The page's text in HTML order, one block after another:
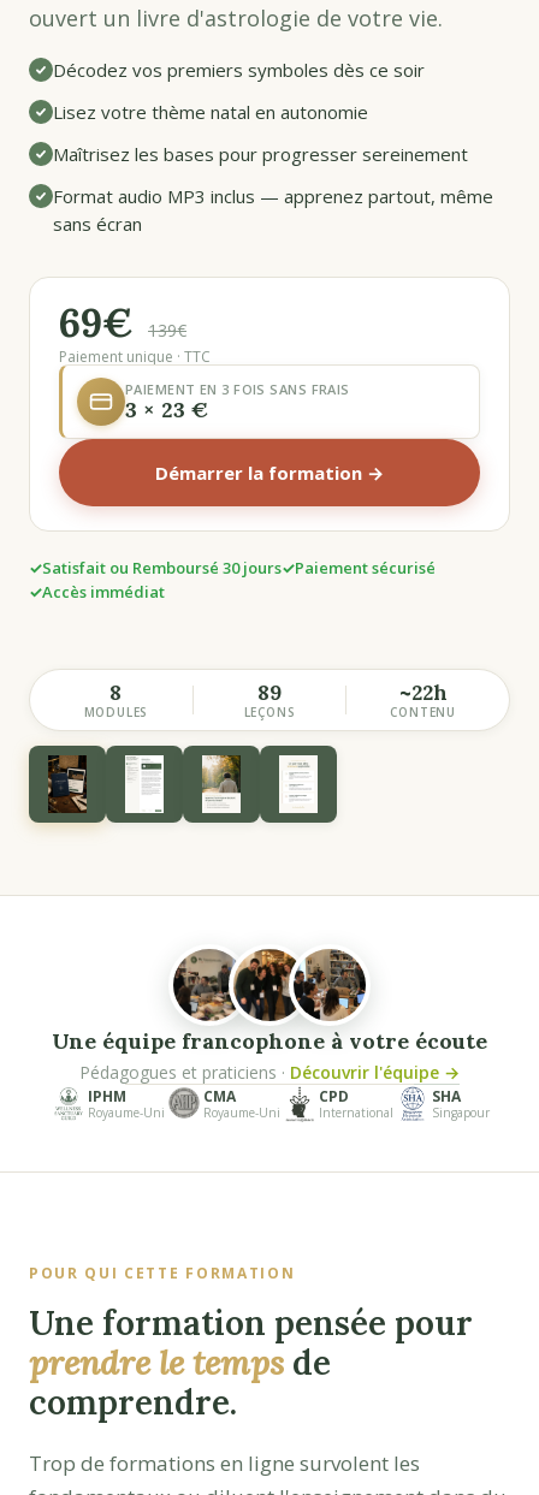
ouvert un livre d'astrologie de votre vie.
Décodez vos premiers symboles dès ce soir
Lisez votre thème natal en autonomie
Maîtrisez les bases pour progresser sereinement
Format audio MP3 inclus — apprenez partout, même
sans écran
69€ 139€
Paiement unique · TTC
PAIEMENT EN 3 FOIS SANS FRAIS
3 × 23 €
Démarrer la formation →
Satisfait ou Remboursé 30 jours
Paiement sécurisé
Accès immédiat
8
MODULES
89
LEÇONS
~22h
CONTENU
Une équipe francophone à votre écoute
Pédagogues et praticiens · Découvrir l'équipe →
IPHM
Royaume-Uni
CMA
Royaume-Uni
CPD
International
SHA
Singapour
POUR QUI CETTE FORMATION
Une formation pensée pour
prendre le temps de
comprendre.
Trop de formations en ligne survolent les